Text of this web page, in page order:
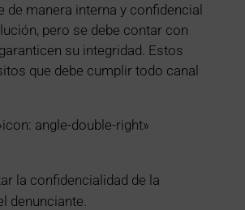
de manera interna y confidencial
pero se debe contar con
su integridad. Estos
que debe cumplir todo canal
angle-double-right»
la confidencialidad de la
denunciante.